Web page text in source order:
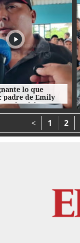
lo que
padre de Emily
justicia en su
< 1 2